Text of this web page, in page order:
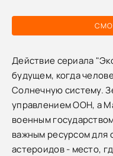
Действие сериала
будущем, когда
Солнечную систему.
управлением ООН, а
военным
важным ресурсом для
астероидов - место,